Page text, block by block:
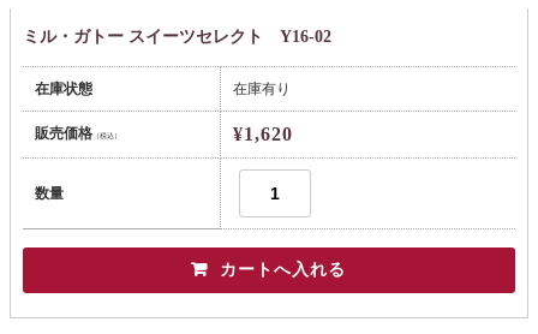
ミル・ガトー スイーツセレクト Y16-02
在庫状態 在庫有り
販売価格（税込） ¥1,620
数量